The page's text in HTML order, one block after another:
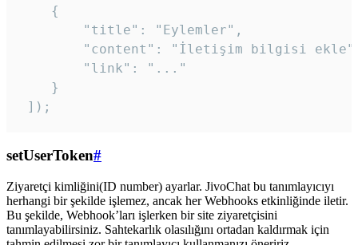
    {
        "title": "Eylemler",
"content": "İletişim bilgisi
        "link": "..."
    }
]);
setUserToken#
Ziyaretçi kimliğini(ID number) ayarlar. JivoChat bu tanımlayıcıyı
herhangi bir şekilde işlemez, ancak her Webhooks etkinliğinde iletir.
Bu şekilde, Webhook’ları işlerken bir site ziyaretçisini
tanımlayabilirsiniz. Sahtekarlık olasılığını ortadan kaldırmak için